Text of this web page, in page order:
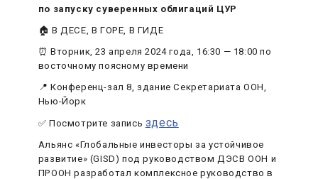
по запуску суверенных облигаций ЦУР
🏠 В ДЕСЕ, В ГОРЕ, В ГИДЕ
⏰ Вторник, 23 апреля 2024 года, 16:30 — 18:00 по
восточному поясному времени
📍 Конференц-зал 8, здание Секретариата ООН,
Нью-Йорк
✅ Посмотрите запись здесь
Альянс «Глобальные инвесторы за устойчивое
развитие» (GISD) под руководством ДЭСВ ООН и
ПРООН разработал комплексное руководство в